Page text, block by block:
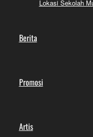
Lokasi Sekolah
Berita
Promosi
Artis